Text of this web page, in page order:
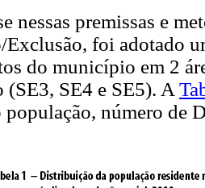
nessas premissas e
Exclusão, foi adotado
do município em 2
(SE3, SE4 e SE5). A
população, número de